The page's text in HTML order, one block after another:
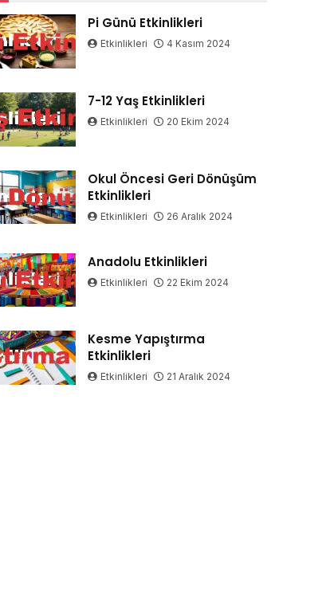
Pi Günü Etkinlikleri
Etkinlikleri 4 Kasım 2024
7-12 Yaş Etkinlikleri
Etkinlikleri 20 Ekim 2024
Okul Öncesi Geri Dönüşüm
Etkinlikleri
Etkinlikleri 26 Aralık 2024
Anadolu Etkinlikleri
Etkinlikleri 22 Ekim 2024
Kesme Yapıştırma
Etkinlikleri
Etkinlikleri 21 Aralık 2024